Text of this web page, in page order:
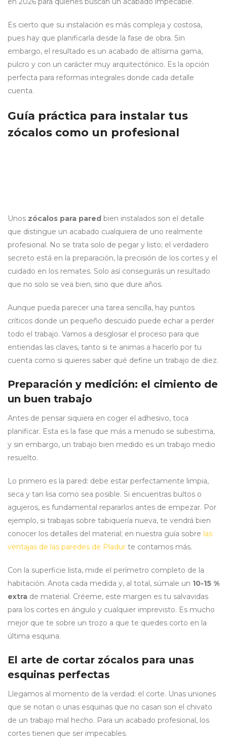
Es cierto que su instalación es más compleja y costosa,
pues hay que planificarla desde la fase de obra. Sin
embargo, el resultado es un acabado de altísima gama,
pulcro y con un carácter muy arquitectónico. Es la opción
perfecta para reformas integrales donde cada detalle
cuenta.
Guía práctica para instalar tus
zócalos como un profesional
Unos zócalos para pared bien instalados son el detalle
que distingue un acabado cualquiera de uno realmente
profesional. No se trata solo de pegar y listo; el verdadero
secreto está en la preparación, la precisión de los cortes y el
cuidado en los remates. Solo así conseguirás un resultado
que no solo se vea bien, sino que dure años.
Aunque pueda parecer una tarea sencilla, hay puntos
críticos donde un pequeño descuido puede echar a perder
todo el trabajo. Vamos a desglosar el proceso para que
entiendas las claves, tanto si te animas a hacerlo por tu
cuenta como si quieres saber qué define un trabajo de diez.
Preparación y medición: el cimiento de
un buen trabajo
Antes de pensar siquiera en coger el adhesivo, toca
planificar. Esta es la fase que más a menudo se subestima,
y sin embargo, un trabajo bien medido es un trabajo medio
resuelto.
Lo primero es la pared: debe estar perfectamente limpia,
seca y tan lisa como sea posible. Si encuentras bultos o
agujeros, es fundamental repararlos antes de empezar. Por
ejemplo, si trabajas sobre tabiquería nueva, te vendrá bien
conocer los detalles del material; en nuestra guía sobre las
ventajas de las paredes de Pladur te contamos más.
Con la superficie lista, mide el perímetro completo de la
habitación. Anota cada medida y, al total, súmale un 10-15 %
extra de material. Créeme, este margen es tu salvavidas
para los cortes en ángulo y cualquier imprevisto. Es mucho
mejor que te sobre un trozo a que te quedes corto en la
última esquina.
El arte de cortar zócalos para unas
esquinas perfectas
Llegamos al momento de la verdad: el corte. Unas uniones
que se notan o unas esquinas que no casan son el chivato
de un trabajo mal hecho. Para un acabado profesional, los
cortes tienen que ser impecables.